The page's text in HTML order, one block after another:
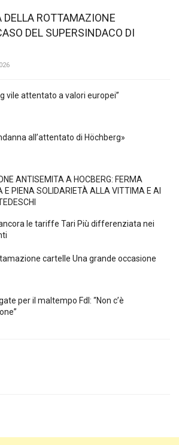
DELLA ROTTAMAZIONE
DEL SUPERSINDACO DI
vile attentato a valori europei”
all’attentato di Höchberg»
ANTISEMITA A HÖCBERG: FERMA
E PIENA SOLIDARIETÀ ALLA VITTIMA E AI
le tariffe Tari Più differenziata nei
cartelle Una grande occasione
per il maltempo FdI: “Non c’è